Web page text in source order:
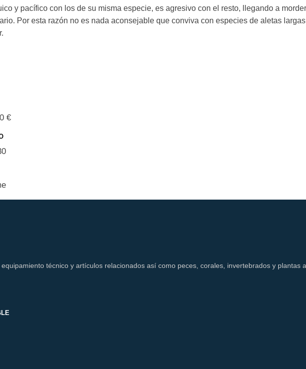
y pacífico con los de su misma especie, es agresivo con el resto, llegando a
Por esta razón no es nada aconsejable que conviva con especies de aletas largas
€
técnico y artículos relacionados así como peces, corales, invertebrados y plantas